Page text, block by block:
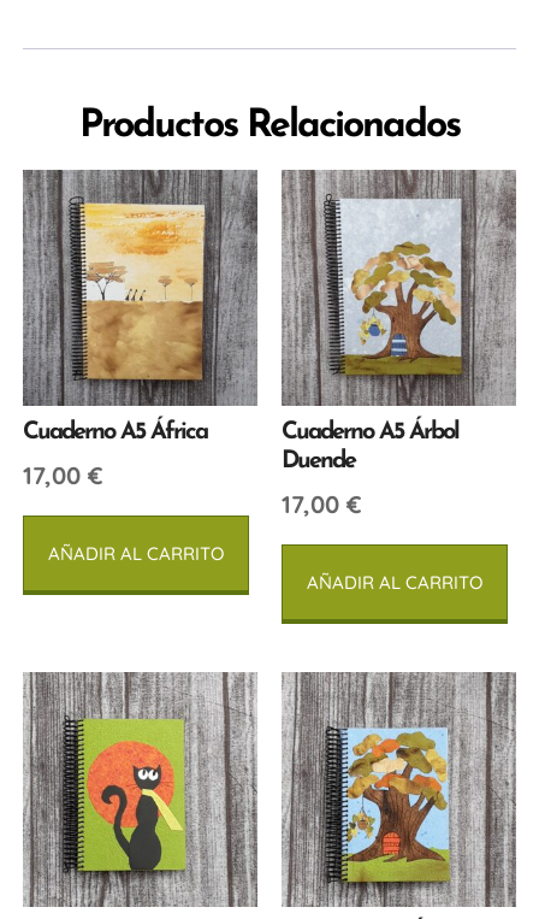
Productos Relacionados
Cuaderno A5 África
17,00 €
AÑADIR AL CARRITO
Cuaderno A5 Árbol
Duende
17,00 €
AÑADIR AL CARRITO